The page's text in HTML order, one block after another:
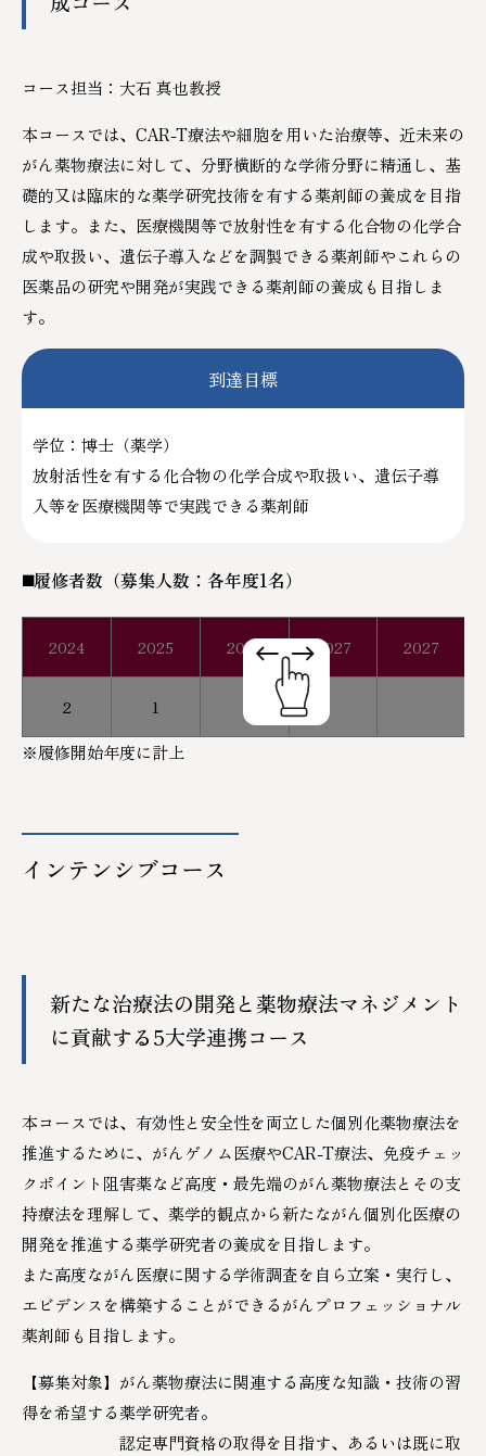
コース担当：大石 真也教授
本コースでは、CAR-T療法や細胞を用いた治療等、近未来の
がん薬物療法に対して、分野横断的な学術分野に精通し、基
礎的又は臨床的な薬学研究技術を有する薬剤師の養成を目指
します。また、医療機関等で放射性を有する化合物の化学合
成や取扱い、遺伝子導入などを調製できる薬剤師やこれらの
医薬品の研究や開発が実践できる薬剤師の養成も目指しま
す。
到達目標
学位：博士（薬学）
放射活性を有する化合物の化学合成や取扱い、遺伝子導
入等を医療機関等で実践できる薬剤師
◼️履修者数（募集人数：各年度1名）
2024 2025 2026 2027 2027
2 1
※履修開始年度に計上
インテンシブコース
新たな治療法の開発と薬物療法マネジメント
に貢献する5大学連携コース
本コースでは、有効性と安全性を両立した個別化薬物療法を
推進するために、がんゲノム医療やCAR-T療法、免疫チェッ
クポイント阻害薬など高度・最先端のがん薬物療法とその支
持療法を理解して、薬学的観点から新たながん個別化医療の
開発を推進する薬学研究者の養成を目指します。
また高度ながん医療に関する学術調査を自ら立案・実行し、
エビデンスを構築することができるがんプロフェッショナル
薬剤師も目指します。
【募集対象】がん薬物療法に関連する高度な知識・技術の習
得を希望する薬学研究者。
認定専門資格の取得を目指す、あるいは既に取